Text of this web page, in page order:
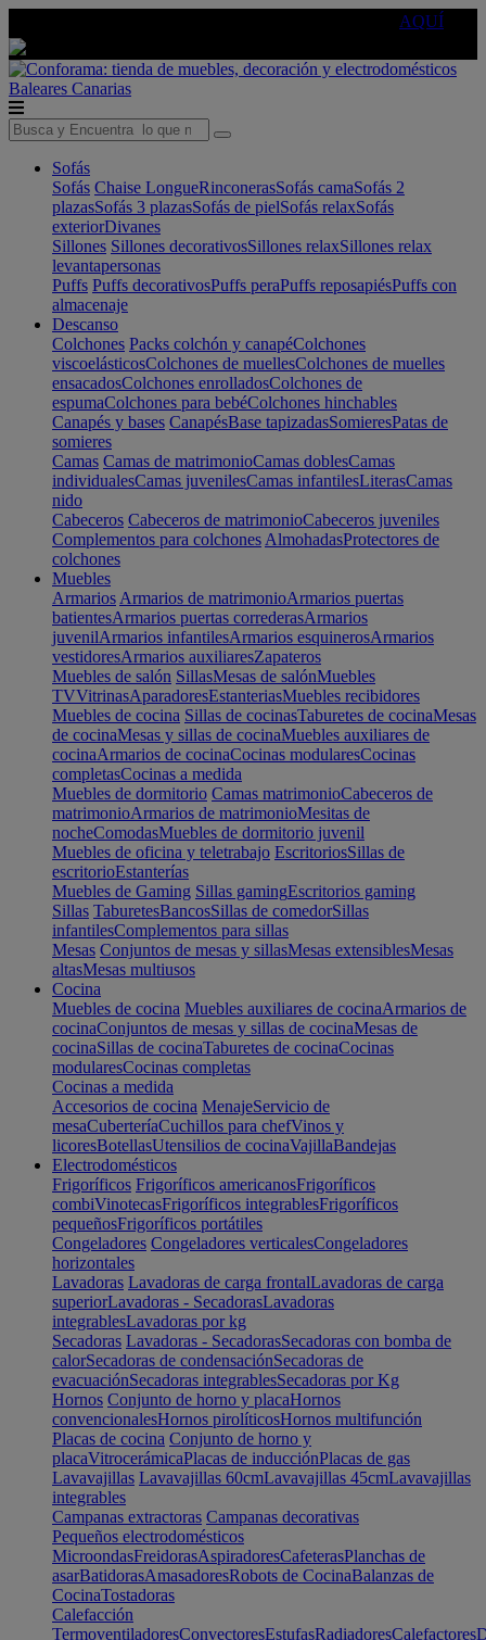
AQUÍ
Baleares Canarias
Sofás
Sofás Chaise LongueRinconerasSofás camaSofás 2
plazasSofás 3 plazasSofás de pielSofás relaxSofás
exteriorDivanes
Sillones Sillones decorativosSillones relaxSillones relax
levantapersonas
Puffs Puffs decorativosPuffs peraPuffs reposapiésPuffs con
almacenaje
Descanso
Colchones Packs colchón y canapéColchones
viscoelásticosColchones de muellesColchones de muelles
ensacadosColchones enrolladosColchones de
espumaColchones para bebéColchones hinchables
Canapés y bases CanapésBase tapizadasSomieresPatas de
somieres
Camas Camas de matrimonioCamas doblesCamas
individualesCamas juvenilesCamas infantilesLiterasCamas
nido
Cabeceros Cabeceros de matrimonioCabeceros juveniles
Complementos para colchones AlmohadasProtectores de
colchones
Muebles
Armarios Armarios de matrimonioArmarios puertas
batientesArmarios puertas correderasArmarios
juvenilArmarios infantilesArmarios esquinerosArmarios
vestidoresArmarios auxiliaresZapateros
Muebles de salón SillasMesas de salónMuebles
TVVitrinasAparadoresEstanteriasMuebles recibidores
Muebles de cocina Sillas de cocinasTaburetes de cocinaMesas
de cocinaMesas y sillas de cocinaMuebles auxiliares de
cocinaArmarios de cocinaCocinas modularesCocinas
completasCocinas a medida
Muebles de dormitorio Camas matrimonioCabeceros de
matrimonioArmarios de matrimonioMesitas de
nocheComodasMuebles de dormitorio juvenil
Muebles de oficina y teletrabajo EscritoriosSillas de
escritorioEstanterías
Muebles de Gaming Sillas gamingEscritorios gaming
Sillas TaburetesBancosSillas de comedorSillas
infantilesComplementos para sillas
Mesas Conjuntos de mesas y sillasMesas extensiblesMesas
altasMesas multiusos
Cocina
Muebles de cocina Muebles auxiliares de cocinaArmarios de
cocinaConjuntos de mesas y sillas de cocinaMesas de
cocinaSillas de cocinaTaburetes de cocinaCocinas
modularesCocinas completas
Cocinas a medida
Accesorios de cocina MenajeServicio de
mesaCuberteríaCuchillos para chefVinos y
licoresBotellasUtensilios de cocinaVajillaBandejas
Electrodomésticos
Frigoríficos Frigoríficos americanosFrigoríficos
combiVinotecasFrigoríficos integrablesFrigoríficos
pequeñosFrigoríficos portátiles
Congeladores Congeladores verticalesCongeladores
horizontales
Lavadoras Lavadoras de carga frontalLavadoras de carga
superiorLavadoras - SecadorasLavadoras
integrablesLavadoras por kg
Secadoras Lavadoras - SecadorasSecadoras con bomba de
calorSecadoras de condensaciónSecadoras de
evacuaciónSecadoras integrablesSecadoras por Kg
Hornos Conjunto de horno y placaHornos
convencionalesHornos pirolíticosHornos multifunción
Placas de cocina Conjunto de horno y
placaVitrocerámicaPlacas de inducciónPlacas de gas
Lavavajillas Lavavajillas 60cmLavavajillas 45cmLavavajillas
integrables
Campanas extractoras Campanas decorativas
Pequeños electrodomésticos
MicroondasFreidorasAspiradoresCafeterasPlanchas de
asarBatidorasAmasadoresRobots de CocinaBalanzas de
CocinaTostadoras
Calefacción
TermoventiladoresConvectoresEstufasRadiadoresCalefactores